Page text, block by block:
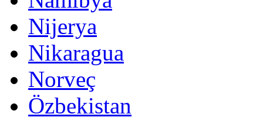
Nijerya
Nikaragua
Norveç
Özbekistan